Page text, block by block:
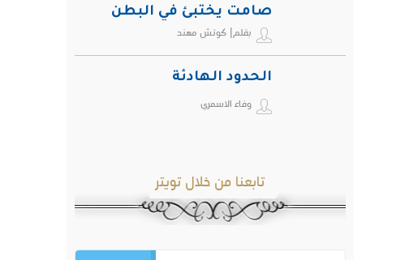
صامت يختبئ في البطن
ويهدد صحة الإنسان
بقلم| كوتش مهند
الحدود الهادئة
وفاء الاسمري
تابعنا من خلال تويتر